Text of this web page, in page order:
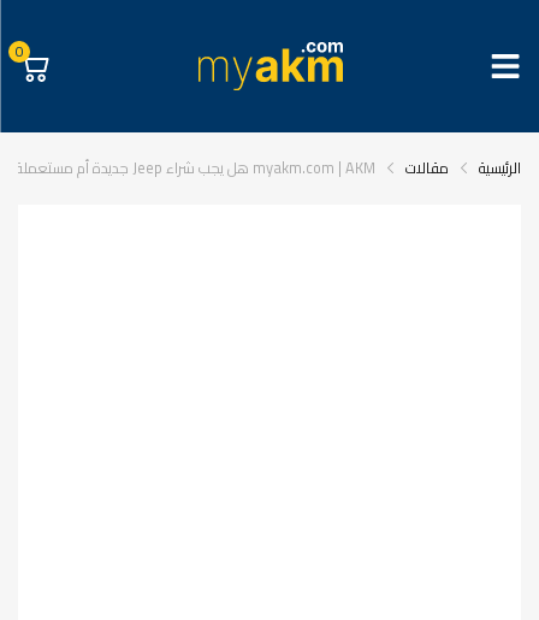
0
الرئيسية مقالات myakm.com | AKM هل يجب شراء Jeep جديدة أم مستعملة؟